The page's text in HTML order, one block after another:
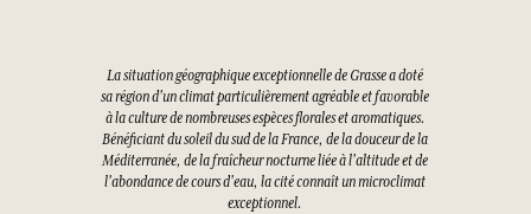
La situation géographique exceptionnelle de Grasse a doté
sa région d'un climat particulièrement agréable et favorable
à la culture de nombreuses espèces florales et aromatiques.
Bénéficiant du soleil du sud de la France, de la douceur de la
Méditerranée, de la fraîcheur nocturne liée à l'altitude et de
l'abondance de cours d'eau, la cité connaît un microclimat
exceptionnel.